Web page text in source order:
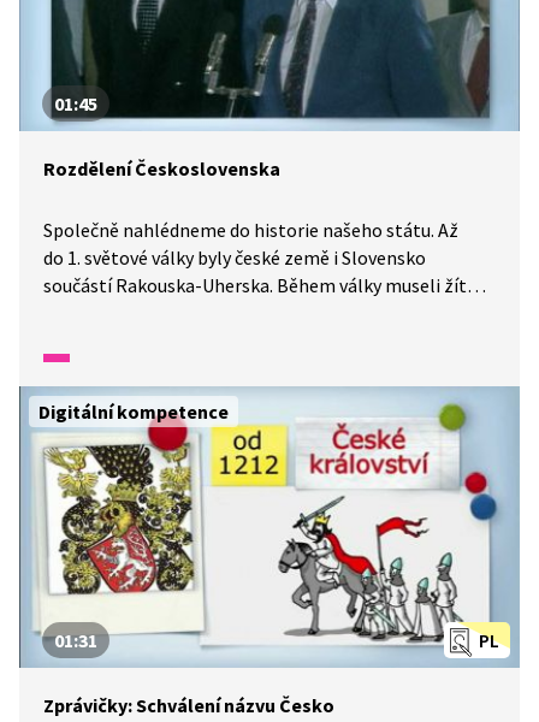
01:45
Rozdělení Československa
Společně nahlédneme do historie našeho státu. Až
do 1. světové války byly české země i Slovensko
součástí Rakouska-Uherska. Během války museli žít
Po odstoupení komunistů zatoužili slovenští politici
po ještě větší samostatnosti.
Digitální kompetence
PL
01:31
Zprávičky: Schválení názvu Česko